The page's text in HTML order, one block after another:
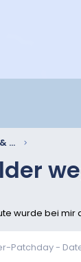
Win 10 September-Patchday - Dateien & Bilder weg
wurde bei mir
Patchday -